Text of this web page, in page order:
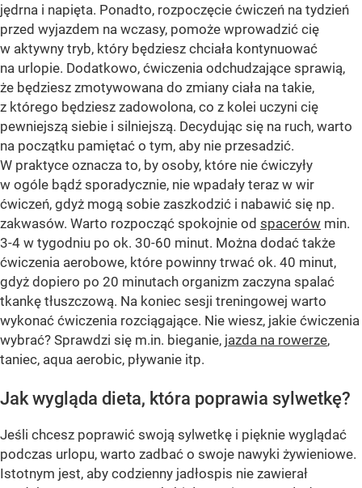
jędrna i napięta. Ponadto, rozpoczęcie ćwiczeń na tydzień
przed wyjazdem na wczasy, pomoże wprowadzić cię
w aktywny tryb, który będziesz chciała kontynuować
na urlopie. Dodatkowo, ćwiczenia odchudzające sprawią,
że będziesz zmotywowana do zmiany ciała na takie,
z którego będziesz zadowolona, co z kolei uczyni cię
pewniejszą siebie i silniejszą. Decydując się na ruch, warto
na początku pamiętać o tym, aby nie przesadzić.
W praktyce oznacza to, by osoby, które nie ćwiczyły
w ogóle bądź sporadycznie, nie wpadały teraz w wir
ćwiczeń, gdyż mogą sobie zaszkodzić i nabawić się np.
zakwasów. Warto rozpocząć spokojnie od spacerów min.
3-4 w tygodniu po ok. 30-60 minut. Można dodać także
ćwiczenia aerobowe, które powinny trwać ok. 40 minut,
gdyż dopiero po 20 minutach organizm zaczyna spalać
tkankę tłuszczową. Na koniec sesji treningowej warto
wykonać ćwiczenia rozciągające. Nie wiesz, jakie ćwiczenia
wybrać? Sprawdzi się m.in. bieganie, jazda na rowerze,
taniec, aqua aerobic, pływanie itp.
Jak wygląda dieta, która poprawia sylwetkę?
Jeśli chcesz poprawić swoją sylwetkę i pięknie wyglądać
podczas urlopu, warto zadbać o swoje nawyki żywieniowe.
Istotnym jest, aby codzienny jadłospis nie zawierał